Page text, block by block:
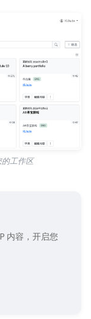
工作区
内容，开启您